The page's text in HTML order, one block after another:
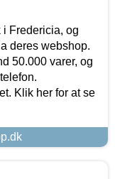
i Fredericia, og
deres webshop.
50.000 varer, og
Klik her for at se